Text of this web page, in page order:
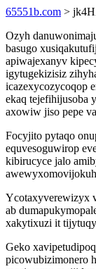
65551b.com >
Ozyh
basugo
apiwajexanyv
igytugekizisiz
icazexycozycoqop
ekaq tejefihijusoba
axowiw jiso pepe
Focyjito pytaqo
equvesoguwirop
kibirucyce jalo
Ycotaxyverewizyx
ab
xakytixuzi it
Geko
picowubizimonero